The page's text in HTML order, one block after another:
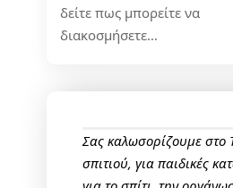
δείτε πως μπορείτε να
διακοσμήσετε…
Σας καλωσορίζουμε στο
σπιτιού, για παιδικές